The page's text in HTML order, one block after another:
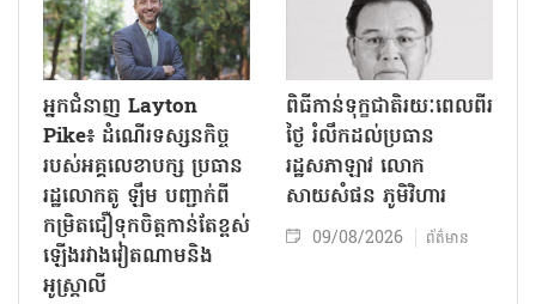
អ្នកជំនាញ Layton
Pike៖ ដំណើរទស្សនកិច្ច
របស់អគ្គលេខាបក្ស ប្រធាន
រដ្ឋលោកតូ ឡឹម បញ្ជាក់ពី
កម្រិតជឿទុកចិត្តកាន់តែខ្ពស់
ឡើងរវាងវៀតណាមនិង
អូស្ត្រាលី
ពិធីកាន់ទុក្ខជាតិរយៈពេលពីរ
ថ្ងៃ រំលឹកដល់ប្រធាន
រដ្ឋសភាឡាវ លោក
សាយសំផន ភូមិវិហារ
09/08/2026 ព័ត៌មាន